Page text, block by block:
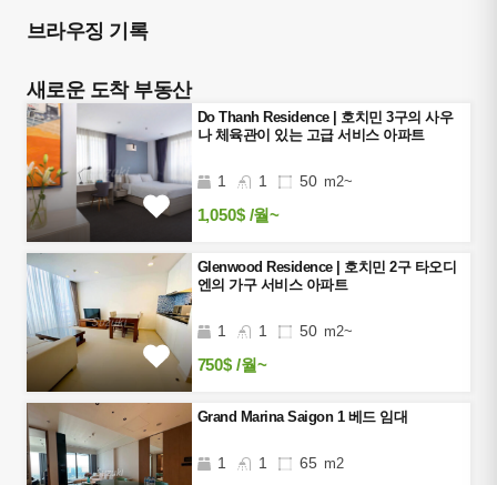
브라우징 기록
새로운 도착 부동산
Do Thanh Residence | 호치민 3구의 사우
나 체육관이 있는 고급 서비스 아파트
1 1 50 m2~
1,050$ /월~
Glenwood Residence | 호치민 2구 타오디
엔의 가구 서비스 아파트
1 1 50 m2~
750$ /월~
Grand Marina Saigon 1 베드 임대
1 1 65 m2